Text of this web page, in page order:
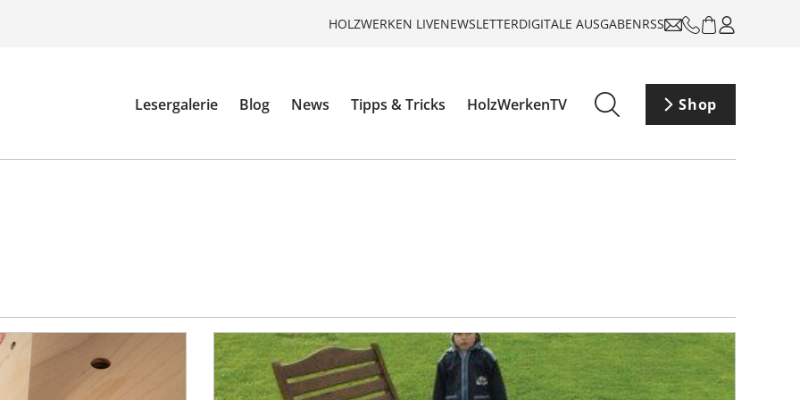
HOLZWERKEN LIVENEWSLETTERDIGITALE AUSGABENRSS
Lesergalerie Blog News Tipps & Tricks HolzWerkenTV Shop